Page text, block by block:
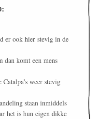
er ook hier stevig in de
dan komt een mens
Catalpa's weer stevig
staan inmiddels
het is hun eigen dikke